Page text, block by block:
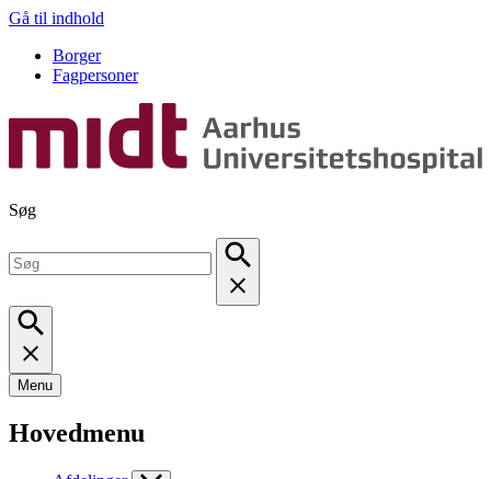
Gå til indhold
Borger
Fagpersoner
Søg
Menu
Hovedmenu